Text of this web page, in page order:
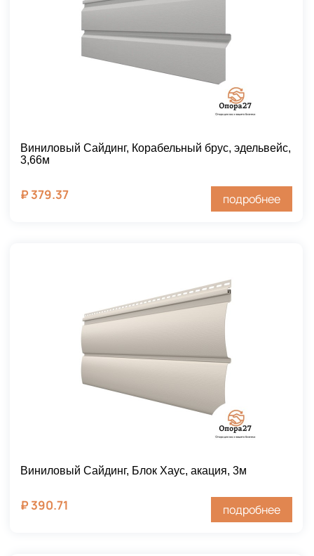
Виниловый Сайдинг, Корабельный брус, эдельвейс,
3,66м
₽ 379.37 подробнее
Виниловый Сайдинг, Блок Хаус, акация, 3м
₽ 390.71 подробнее